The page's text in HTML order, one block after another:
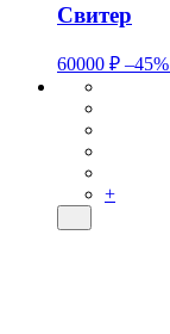
Свитер
60000 ₽ –45%
+